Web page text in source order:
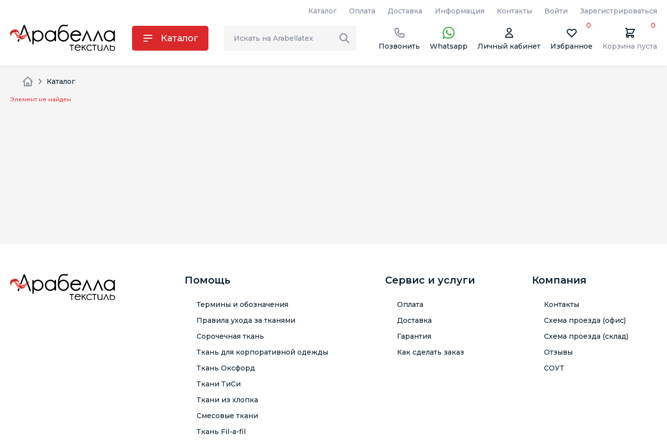
Каталог Оплата Доставка Информация Контакты Войти Зарегистрироваться
Каталог
Позвонить Whatsapp Личный кабинет Избранное
0
Корзина пуста
0
Каталог
Элемент не найден
Помощь
Термины и обозначения
Правила ухода за тканями
Сорочечная ткань
Ткань для корпоративной одежды
Ткань Оксфорд
Ткани ТиСи
Ткани из хлопка
Смесовые ткани
Ткань Fil-a-fil
Сервис и услуги
Оплата
Доставка
Гарантия
Как сделать заказ
Компания
Контакты
Схема проезда (офис)
Схема проезда (склад)
Отзывы
СОУТ